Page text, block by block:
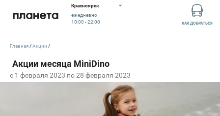
Красноярск
ежедневно
10:00 - 22:00
КАК ДОБРАТЬСЯ
c 1 февраля 2023 по 28 февраля 2023
Главная Акции